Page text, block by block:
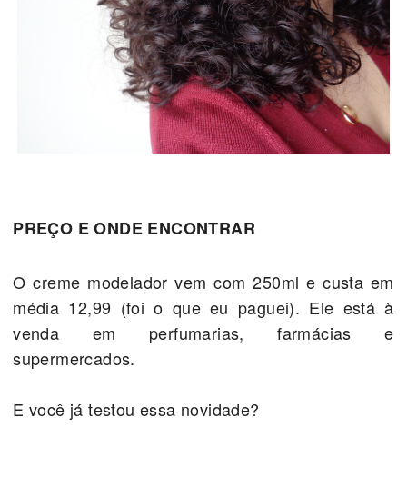
PREÇO E ONDE ENCONTRAR
O creme modelador vem com 250ml e custa em
média 12,99 (foi o que eu paguei). Ele está à
venda em perfumarias, farmácias e
supermercados.
E você já testou essa novidade?